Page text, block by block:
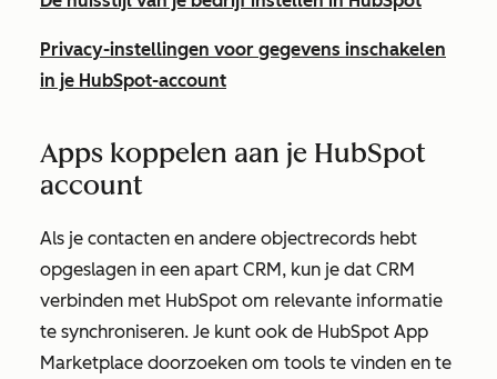
Privacy-instellingen voor gegevens inschakelen
in je HubSpot-account
Apps koppelen aan je HubSpot
account
Als je contacten en andere objectrecords hebt
opgeslagen in een apart CRM, kun je dat CRM
verbinden met HubSpot om relevante informatie
te synchroniseren. Je kunt ook de HubSpot App
Marketplace doorzoeken om tools te vinden en te